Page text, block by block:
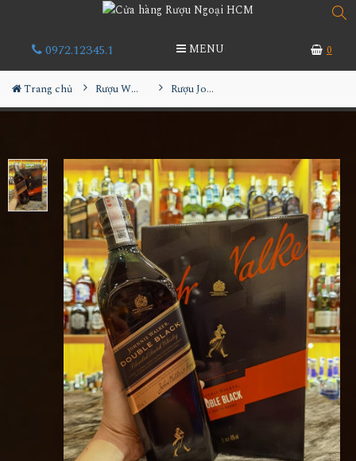
0972.12345.1 MENU 0
Trang chủ Rượu Whisky Rượu Johnnie Walker Double Black Hộp Quà 2023